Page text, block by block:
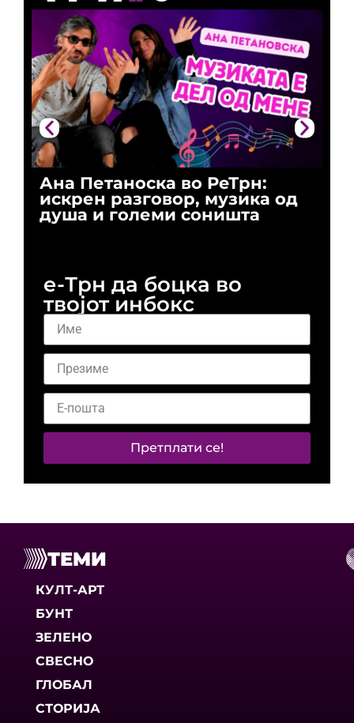
Ана Петаноска во РеТрн:
искрен разговор, музика од
душа и големи соништа
е-Трн да боцка во
твојот инбокс
Претплати се!
ТЕМИ
КУЛТ-АРТ
БУНТ
ЗЕЛЕНО
СВЕСНО
ГЛОБАЛ
СТОРИЈА